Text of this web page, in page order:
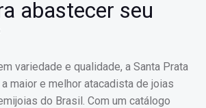
abastecer seu
variedade e qualidade, a Santa Prata
maior e melhor atacadista de joias
do Brasil. Com um catálogo